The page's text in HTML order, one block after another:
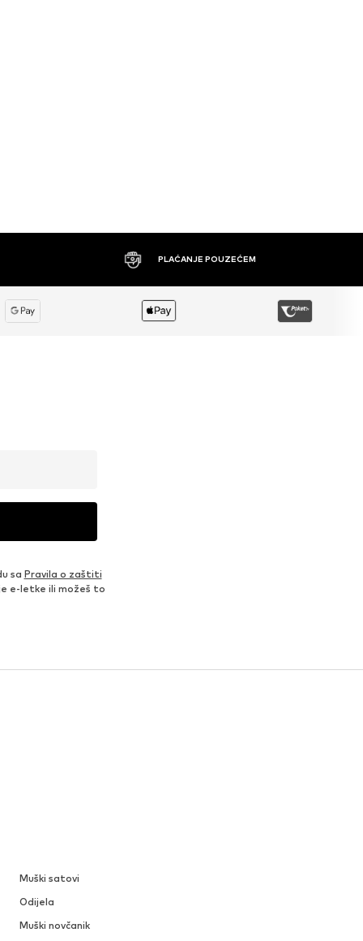
PLAĆANJE POUZEĆEM
sa Pravila o zaštiti
e-letke ili možeš to
Muški satovi
Odijela
Muški novčanik